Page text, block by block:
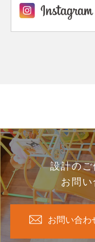
設計の
お問
お問い合わ